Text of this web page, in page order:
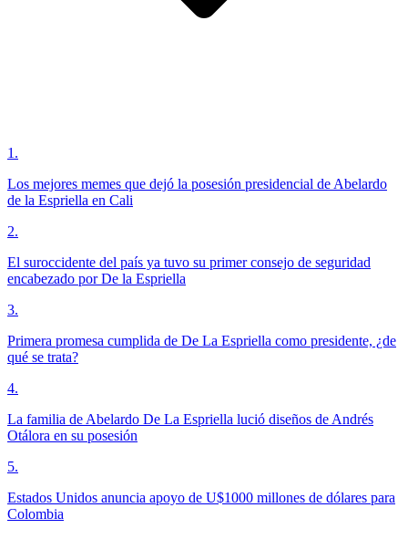
1 .
Los mejores memes que dejó la posesión presidencial de Abelardo
de la Espriella en Cali
2.
El suroccidente del país ya tuvo su primer consejo de seguridad
encabezado por De la Espriella
3.
Primera promesa cumplida de De La Espriella como presidente, ¿de
qué se trata?
4.
La familia de Abelardo De La Espriella lució diseños de Andrés
Otálora en su posesión
5.
Estados Unidos anuncia apoyo de U$1000 millones de dólares para
Colombia